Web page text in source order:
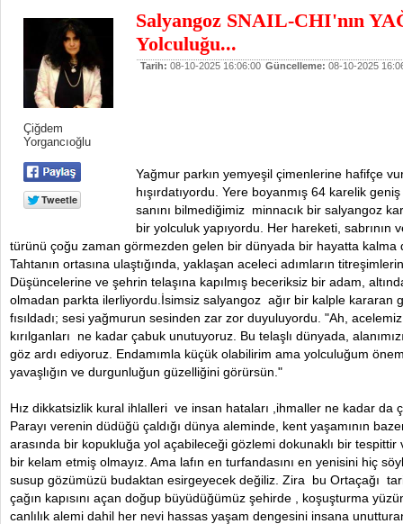
Çiğdem
Yorgancıoğlu
Salyangoz SNAIL-CHI'nın
Yolculuğu...
Tarih: 08-10-2025 16:06:00 Güncelleme: 08-10-2025
Yağmur parkın yemyeşil çimenlerine hafifçe
hışırdatıyordu. Yere boyanmış 64 karelik
sanını bilmediğimiz minnacık bir salyangoz
bir yolculuk yapıyordu. Her hareketi, sabrının
türünü çoğu zaman görmezden gelen bir dünyada bir hayatta kalma
Tahtanın ortasına ulaştığında, yaklaşan aceleci adımların
Düşüncelerine ve şehrin telaşına kapılmış beceriksiz bir adam,
olmadan parkta ilerliyordu.İsimsiz salyangoz ağır bir kalple kararan
fısıldadı; sesi yağmurun sesinden zar zor duyuluyordu. "Ah,
kırılganları ne kadar çabuk unutuyoruz. Bu telaşlı dünyada,
göz ardı ediyoruz. Endamımla küçük olabilirim ama yolculuğum
yavaşlığın ve durgunluğun güzelliğini görürsün."
Hız dikkatsizlik kural ihlalleri ve insan hataları ,ihmaller ne kadar da
Parayı verenin düdüğü çaldığı dünya aleminde, kent yaşamının
arasında bir kopukluğa yol açabileceği gözlemi dokunaklı bir
bir kelam etmiş olmayız. Ama lafın en turfandasını en yenisini hiç
susup gözümüzü budaktan esirgeyecek değiliz. Zira bu Ortaçağı
çağın kapısını açan doğup büyüdüğümüz şehirde , koşuşturma
canlılık alemi dahil her nevi hassas yaşam dengesini insana